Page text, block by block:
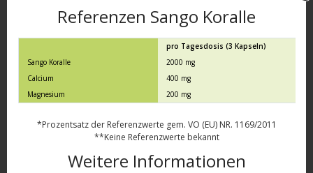
Referenzen Sango Koralle
pro Tagesdosis (3 Kapseln)
Sango Koralle
2000 mg
Calcium
400 mg
Magnesium
200 mg
*Prozentsatz der Referenzwerte gem. VO (EU) NR. 1169/2011
**Keine Referenzwerte bekannt
Weitere Informationen